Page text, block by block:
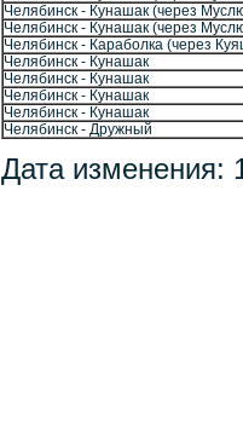
Челябинск - Кунашак (через
Челябинск - Кунашак (через
Челябинск - Караболка (через
Челябинск - Кунашак
Челябинск - Кунашак
Челябинск - Кунашак
Челябинск - Кунашак
Челябинск - Дружный
Дата изменения: